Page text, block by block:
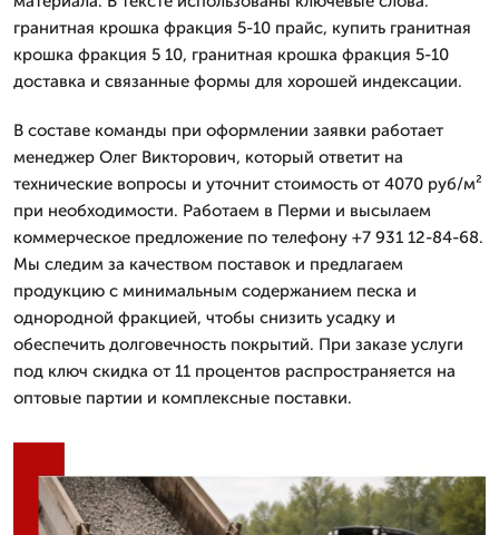
гранитная крошка фракция 5-10 прайс, купить гранитная
крошка фракция 5 10, гранитная крошка фракция 5-10
доставка и связанные формы для хорошей индексации.
В составе команды при оформлении заявки работает
менеджер Олег Викторович, который ответит на
технические вопросы и уточнит стоимость от 4070 руб/м²
при необходимости. Работаем в Перми и высылаем
коммерческое предложение по телефону +7 931 12-84-68.
Мы следим за качеством поставок и предлагаем
продукцию с минимальным содержанием песка и
однородной фракцией, чтобы снизить усадку и
обеспечить долговечность покрытий. При заказе услуги
под ключ скидка от 11 процентов распространяется на
оптовые партии и комплексные поставки.